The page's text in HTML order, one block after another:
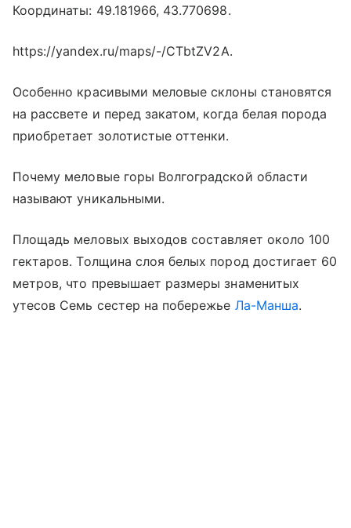
Координаты: 49.181966, 43.770698.
https://yandex.ru/maps/-/CTbtZV2A.
Особенно красивыми меловые склоны становятся
на рассвете и перед закатом, когда белая порода
приобретает золотистые оттенки.
Почему меловые горы Волгоградской области
называют уникальными.
Площадь меловых выходов составляет около 100
гектаров. Толщина слоя белых пород достигает 60
метров, что превышает размеры знаменитых
утесов Семь сестер на побережье Ла-Манша.